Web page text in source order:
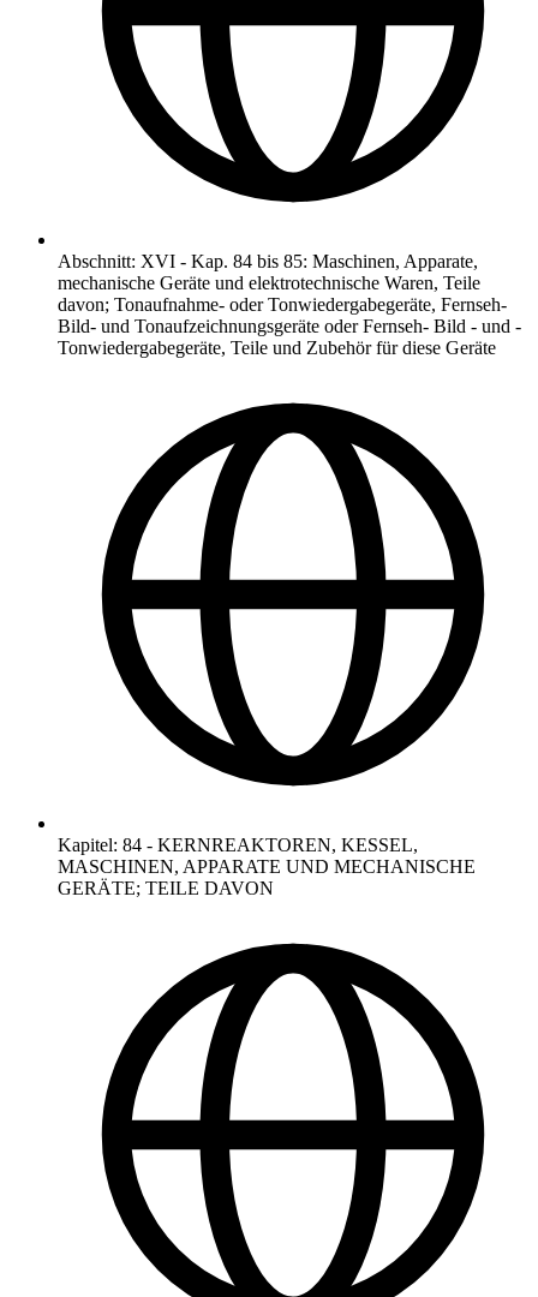
Abschnitt: XVI - Kap. 84 bis 85: Maschinen, Apparate,
mechanische Geräte und elektrotechnische Waren, Teile
davon; Tonaufnahme- oder Tonwiedergabegeräte, Fernseh-
Bild- und Tonaufzeichnungsgeräte oder Fernseh- Bild - und -
Tonwiedergabegeräte, Teile und Zubehör für diese Geräte
Kapitel: 84 - KERNREAKTOREN, KESSEL,
MASCHINEN, APPARATE UND MECHANISCHE
GERÄTE; TEILE DAVON